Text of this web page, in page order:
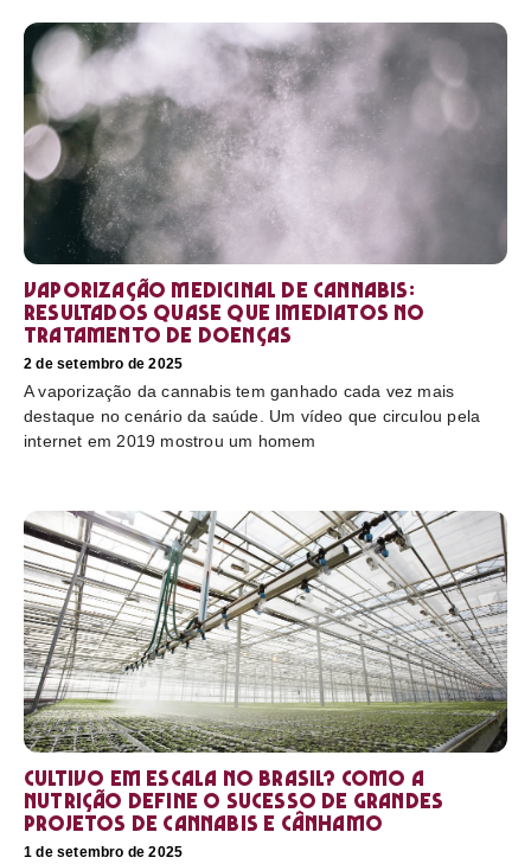
Vaporização medicinal de cannabis:
resultados quase que imediatos no
tratamento de doenças
2 de setembro de 2025
A vaporização da cannabis tem ganhado cada vez mais
destaque no cenário da saúde. Um vídeo que circulou pela
internet em 2019 mostrou um homem
Cultivo em escala no Brasil? Como a
nutrição define o sucesso de grandes
projetos de cannabis e cânhamo
1 de setembro de 2025